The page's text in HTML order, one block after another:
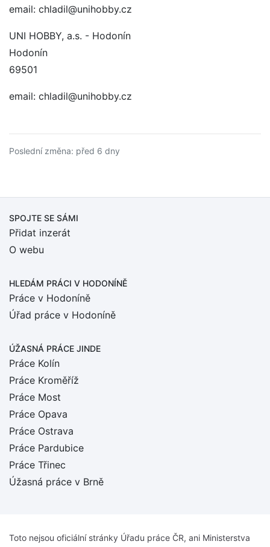
email: chladil@unihobby.cz
UNI HOBBY, a.s. - Hodonín
Hodonín
69501
email: chladil@unihobby.cz
Poslední změna: před 6 dny
SPOJTE SE SÁMI
Přidat inzerát
O webu
HLEDÁM PRÁCI V HODONÍNĚ
Práce v Hodoníně
Úřad práce v Hodoníně
ÚŽASNÁ PRÁCE JINDE
Práce Kolín
Práce Kroměříž
Práce Most
Práce Opava
Práce Ostrava
Práce Pardubice
Práce Třinec
Úžasná práce v Brně
Toto nejsou oficiální stránky Úřadu práce ČR, ani Ministerstva